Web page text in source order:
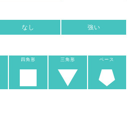
なし 強い
四角形 三角形 ベース